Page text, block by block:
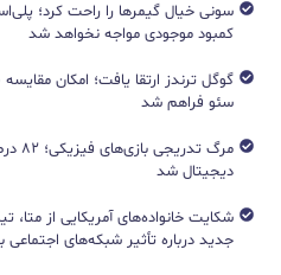
کمبود موجودی مواجه نخواهد شد
سئو فراهم شد
مرگ
دیجیتال شد
شکایت خانواده‌های آمریکایی از
جدید درباره تأثیر شبکه‌های اجتماعی